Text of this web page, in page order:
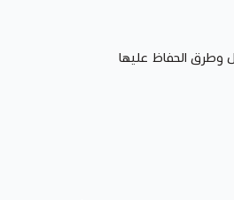
وطرق الحفاظ عليها